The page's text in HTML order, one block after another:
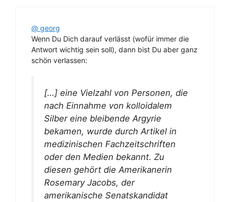
@ georg
Wenn Du Dich darauf verlässt (wofür immer die
Antwort wichtig sein soll), dann bist Du aber ganz
schön verlassen:
[…] eine Vielzahl von Personen, die
nach Einnahme von kolloidalem
Silber eine bleibende Argyrie
bekamen, wurde durch Artikel in
medizinischen Fachzeitschriften
oder den Medien bekannt. Zu
diesen gehört die Amerikanerin
Rosemary Jacobs, der
amerikanische Senatskandidat